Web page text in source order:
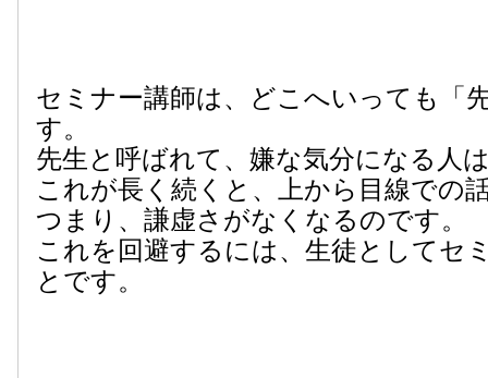
セミナー講師は、どこへいっても「
す。
先生と呼ばれて、嫌な気分になる人
これが長く続くと、上から目線での
つまり、謙虚さがなくなるのです。
これを回避するには、生徒としてセ
とです。